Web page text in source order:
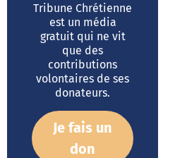
Tribune Chrétienne
est un média
gratuit qui ne vit
que des
contributions
volontaires de ses
donateurs.
Je fais un
don